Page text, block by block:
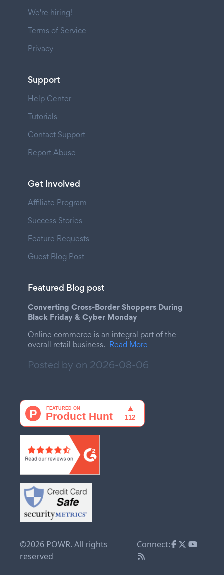
We're hiring!
Terms of Service
Privacy
Support
Help Center
Tutorials
Contact Support
Report Abuse
Get Involved
Affiliate Program
Success Stories
Feature Requests
Guest Blog Post
Featured Blog post
Converting Cross-Border Shoppers During
Black Friday & Cyber Monday
Online commerce is an integral part of the
overall retail business. Read More
Posted by on 2026-08-06
©2026 POWR. All rights
reserved
Connect: